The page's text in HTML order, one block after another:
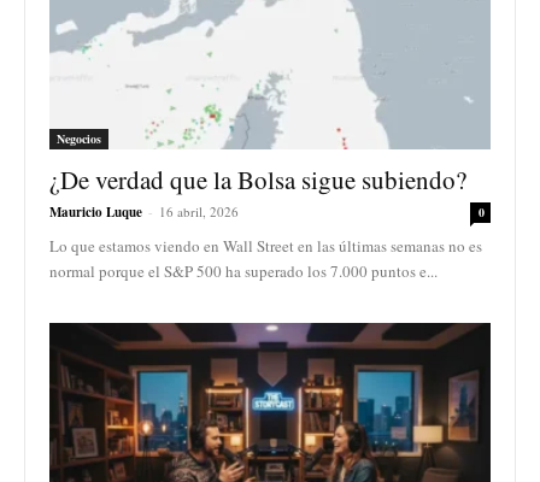
Negocios
¿De verdad que la Bolsa sigue subiendo?
Mauricio Luque - 16 abril, 2026 0
Lo que estamos viendo en Wall Street en las últimas semanas no es
normal porque el S&P 500 ha superado los 7.000 puntos e...